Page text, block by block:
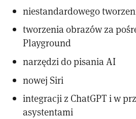
niestandardowego
tworzenia obrazów za
Playground
narzędzi do pisania AI
nowej Siri
integracji z ChatGPT i w
asystentami